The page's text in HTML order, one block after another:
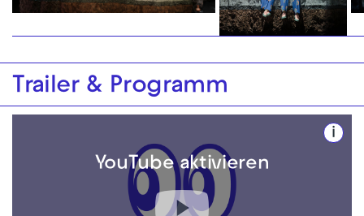
Trailer & Programm
YouTube aktivieren
i